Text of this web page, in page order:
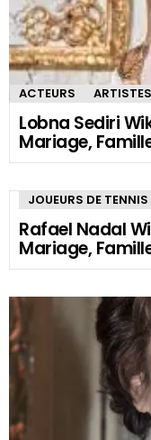
ACTEURS ARTISTES
Lobna Sediri
Mariage,
JOUEURS DE TENNIS
Rafael Nadal
Mariage,